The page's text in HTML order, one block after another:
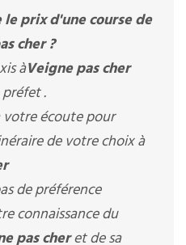
le prix d'une course de
cher?
àVeigne pas cher
.
votre écoute pour
de votre choix à
de préférence
connaissance du
pas cheret de sa